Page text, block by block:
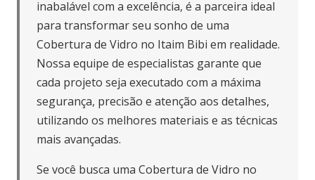
inabalável com a excelência, é a parceira ideal
para transformar seu sonho de uma
Cobertura de Vidro no Itaim Bibi em realidade.
Nossa equipe de especialistas garante que
cada projeto seja executado com a máxima
segurança, precisão e atenção aos detalhes,
utilizando os melhores materiais e as técnicas
mais avançadas.
Se você busca uma Cobertura de Vidro no